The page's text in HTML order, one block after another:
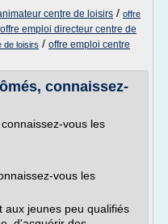
centre de loisirs / offre
offre emploi directeur centre de
de loisirs / offre emploi centre
connaissez-
vous les
vous les
aux jeunes peu qualifiés